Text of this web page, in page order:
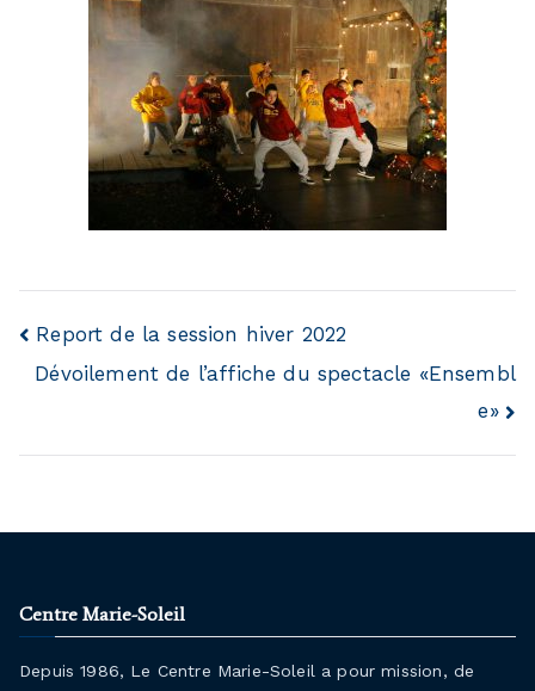
Report de la session hiver 2022
Dévoilement de l’affiche du spectacle «Ensembl
e»
Centre Marie-Soleil
Depuis 1986, Le Centre Marie-Soleil a pour mission, de